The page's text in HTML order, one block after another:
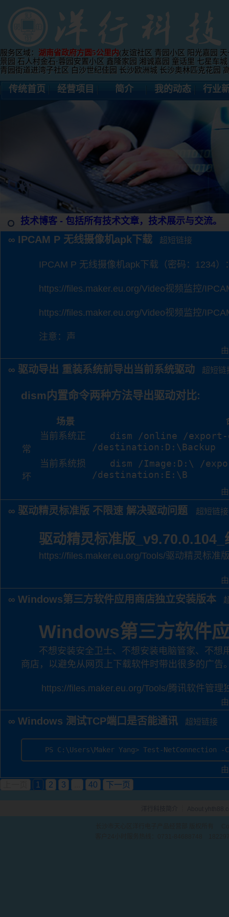
服务区域： 湖南省政府方圆5公里内 (友谊社区 青园小区 阳光嘉园
景园 石人村金石·蓉园安置小区 鑫隆家园 湘诚嘉园 童话里 七星车
青园街道进湾子社区 白沙世纪佳园 长沙欧洲城 长沙奥林匹克花园
传统首页 经营项目 简介 我的动态 行业
技术博客 - 包括所有技术文章，技术展示与交流。
∞ IPCAM P 无线摄像机apk下载 超短链接
IPCAM P 无线摄像机apk下载（密码：1234）
https://files.maker.eu.org/Video视频监控/
https://files.maker.eu.org/Video视频监控/
注意：声
∞ 驱动导出 重装系统前导出当前系统驱动 超短链
dism内置命令两种方法导出驱动对比:
场景
当前系统正
常
dism /online /
/destination:D:\Backup
当前系统损
坏
dism /Image:D:\ /
/destination:E:\B
∞ 驱动精灵标准版 不限速 解决驱动问题 超短链接
驱动精灵标准版
https://files.maker.eu.org/Tools/驱动精灵标准
∞ Windows第三方软件应用商店独立安装版本
Windows第三方软件
不想安装安全卫士、不想安装电脑管家、不
商店，以避免从网页上下载软件时带出很多的广告
https://files.maker.eu.org/Tools/腾讯软件管理
∞ Windows 测试TCP端口是否能通讯 超短链接
PS C:\Users\Maker
1 2 3 40 下一页